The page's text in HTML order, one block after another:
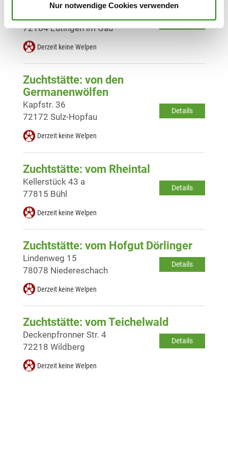
Nur notwendige Cookies verwenden
Zuchtstätte: von der Villa Riva
Details
72184 Eutingen im Gäu
Derzeit keine Welpen
Zuchtstätte: von den
Germanenwölfen
Details
Kapfstr. 36
72172 Sulz-Hopfau
Derzeit keine Welpen
Zuchtstätte: vom Rheintal
Details
Kellerstück 43 a
77815 Bühl
Derzeit keine Welpen
Zuchtstätte: vom Hofgut Dörlinger
Details
Lindenweg 15
78078 Niedereschach
Derzeit keine Welpen
Zuchtstätte: vom Teichelwald
Details
Deckenpfronner Str. 4
72218 Wildberg
Derzeit keine Welpen